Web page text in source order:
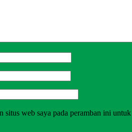
situs web saya pada peramban ini